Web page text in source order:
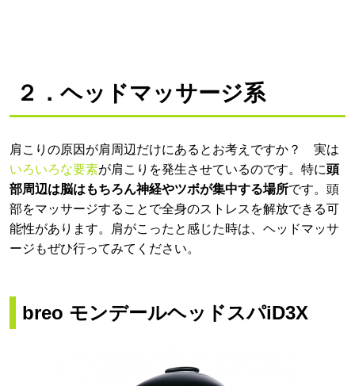
２．ヘッドマッサージ系
肩こりの原因が肩周辺だけにあるとお考えですか？ 実は
いろいろな要素が肩こりを発生させているのです。特に頭
部周辺は脳はもちろん神経やツボが集中する場所です。頭
部をマッサージすることで全身のストレスを解放できる可
能性があります。肩がこったと感じた時は、ヘッドマッサ
ージもぜひ行ってみてください。
breo モンデールヘッドスパiD3X